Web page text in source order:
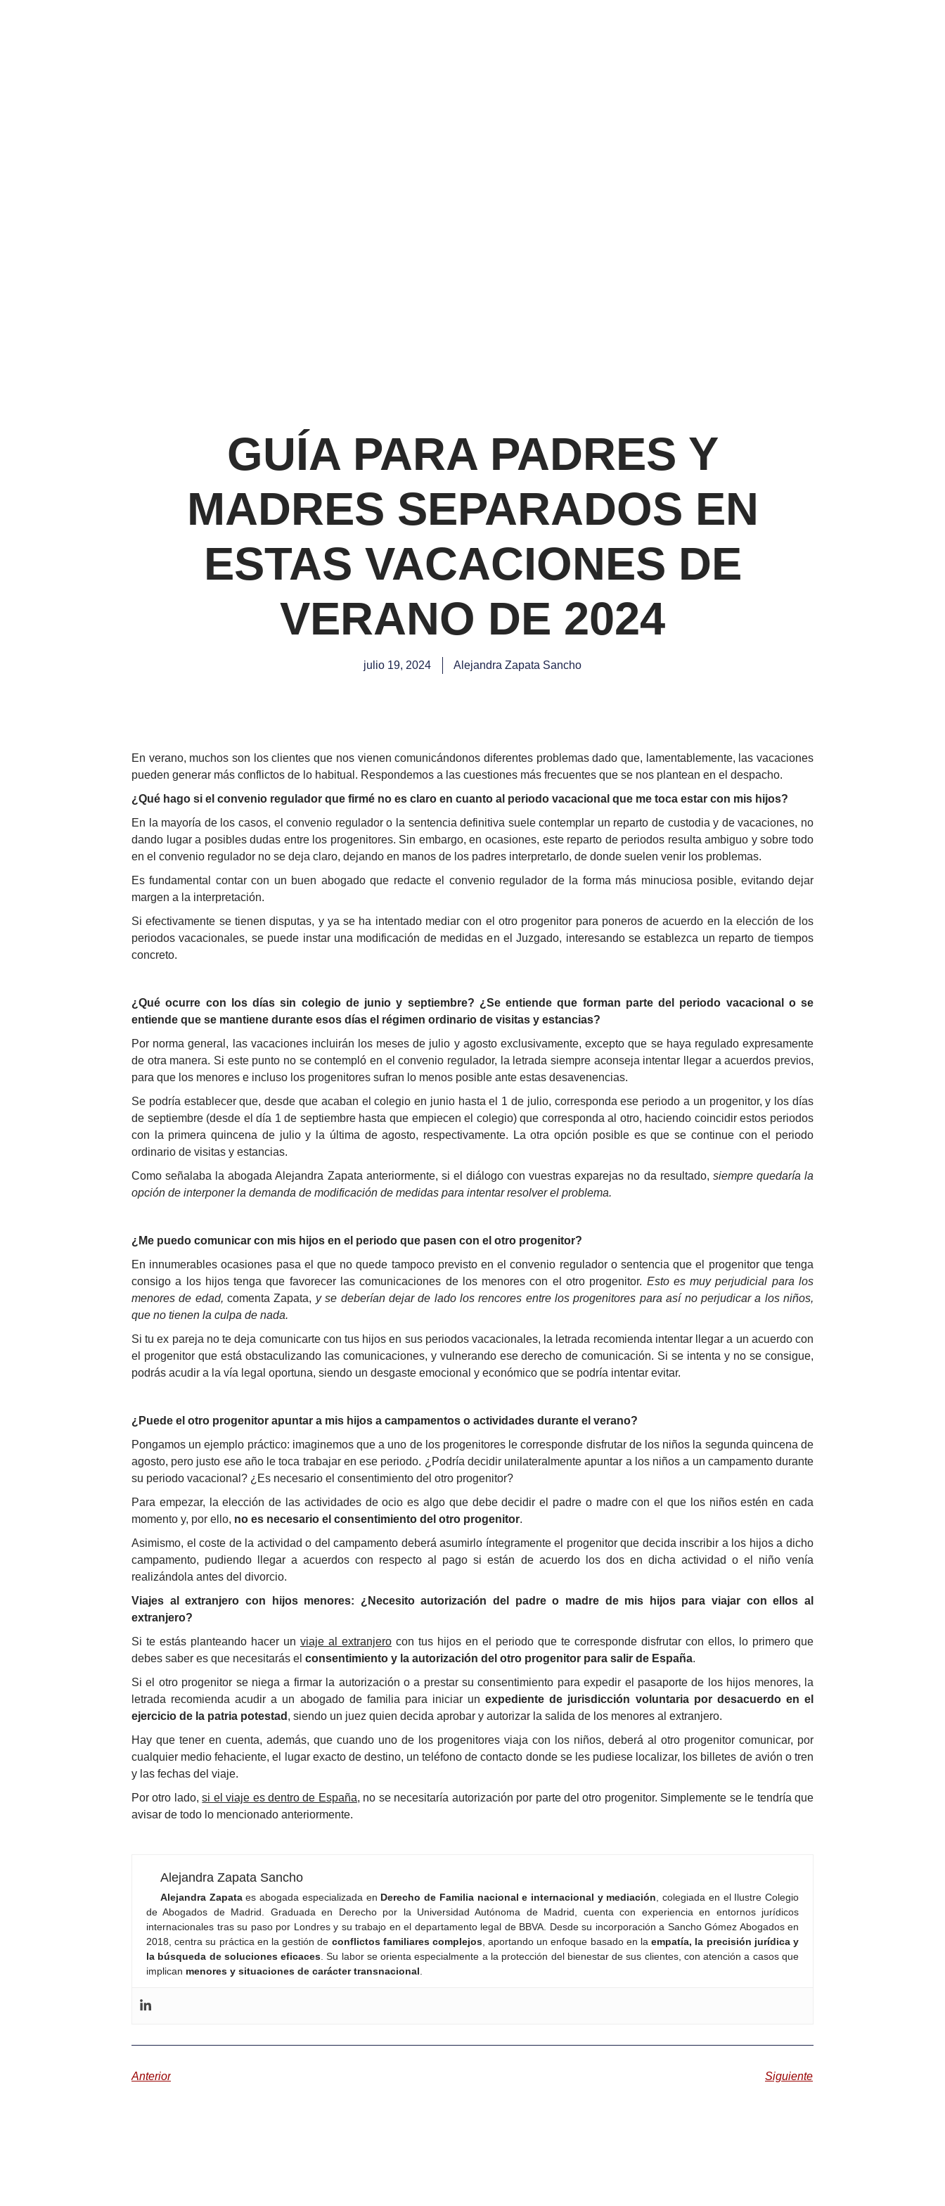
GUÍA PARA PADRES Y
MADRES SEPARADOS EN
ESTAS VACACIONES DE
VERANO DE 2024
julio 19, 2024 Alejandra Zapata Sancho
En verano, muchos son los clientes que nos vienen comunicándonos diferentes problemas dado que, lamentablemente, las vacaciones
pueden generar más conflictos de lo habitual. Respondemos a las cuestiones más frecuentes que se nos plantean en el despacho.
¿Qué hago si el convenio regulador que firmé no es claro en cuanto al periodo vacacional que me toca estar con mis hijos?
En la mayoría de los casos, el convenio regulador o la sentencia definitiva suele contemplar un reparto de custodia y de vacaciones, no
dando lugar a posibles dudas entre los progenitores. Sin embargo, en ocasiones, este reparto de periodos resulta ambiguo y sobre todo
en el convenio regulador no se deja claro, dejando en manos de los padres interpretarlo, de donde suelen venir los problemas.
Es fundamental contar con un buen abogado que redacte el convenio regulador de la forma más minuciosa posible, evitando dejar
margen a la interpretación.
Si efectivamente se tienen disputas, y ya se ha intentado mediar con el otro progenitor para poneros de acuerdo en la elección de los
periodos vacacionales, se puede instar una modificación de medidas en el Juzgado, interesando se establezca un reparto de tiempos
concreto.
¿Qué ocurre con los días sin colegio de junio y septiembre? ¿Se entiende que forman parte del periodo vacacional o se
entiende que se mantiene durante esos días el régimen ordinario de visitas y estancias?
Por norma general, las vacaciones incluirán los meses de julio y agosto exclusivamente, excepto que se haya regulado expresamente
de otra manera. Si este punto no se contempló en el convenio regulador, la letrada siempre aconseja intentar llegar a acuerdos previos,
para que los menores e incluso los progenitores sufran lo menos posible ante estas desavenencias.
Se podría establecer que, desde que acaban el colegio en junio hasta el 1 de julio, corresponda ese periodo a un progenitor, y los días
de septiembre (desde el día 1 de septiembre hasta que empiecen el colegio) que corresponda al otro, haciendo coincidir estos periodos
con la primera quincena de julio y la última de agosto, respectivamente. La otra opción posible es que se continue con el periodo
ordinario de visitas y estancias.
Como señalaba la abogada Alejandra Zapata anteriormente, si el diálogo con vuestras exparejas no da resultado, siempre quedaría la
opción de interponer la demanda de modificación de medidas para intentar resolver el problema.
¿Me puedo comunicar con mis hijos en el periodo que pasen con el otro progenitor?
En innumerables ocasiones pasa el que no quede tampoco previsto en el convenio regulador o sentencia que el progenitor que tenga
consigo a los hijos tenga que favorecer las comunicaciones de los menores con el otro progenitor. Esto es muy perjudicial para los
menores de edad,comenta Zapata, y se deberían dejar de lado los rencores entre los progenitores para así no perjudicar a los niños,
que no tienen la culpa de nada.
Si tu ex pareja no te deja comunicarte con tus hijos en sus periodos vacacionales, la letrada recomienda intentar llegar a un acuerdo con
el progenitor que está obstaculizando las comunicaciones, y vulnerando ese derecho de comunicación. Si se intenta y no se consigue,
podrás acudir a la vía legal oportuna, siendo un desgaste emocional y económico que se podría intentar evitar.
¿Puede el otro progenitor apuntar a mis hijos a campamentos o actividades durante el verano?
Pongamos un ejemplo práctico: imaginemos que a uno de los progenitores le corresponde disfrutar de los niños la segunda quincena de
agosto, pero justo ese año le toca trabajar en ese periodo. ¿Podría decidir unilateralmente apuntar a los niños a un campamento durante
su periodo vacacional? ¿Es necesario el consentimiento del otro progenitor?
Para empezar, la elección de las actividades de ocio es algo que debe decidir el padre o madre con el que los niños estén en cada
momento y, por ello, no es necesario el consentimiento del otro progenitor.
Asimismo, el coste de la actividad o del campamento deberá asumirlo íntegramente el progenitor que decida inscribir a los hijos a dicho
campamento, pudiendo llegar a acuerdos con respecto al pago si están de acuerdo los dos en dicha actividad o el niño venía
realizándola antes del divorcio.
Viajes al extranjero con hijos menores: ¿Necesito autorización del padre o madre de mis hijos para viajar con ellos al
extranjero?
Si te estás planteando hacer un viaje al extranjero con tus hijos en el periodo que te corresponde disfrutar con ellos, lo primero que
debes saber es que necesitarás el consentimiento y la autorización del otro progenitor para salir de España.
Si el otro progenitor se niega a firmar la autorización o a prestar su consentimiento para expedir el pasaporte de los hijos menores, la
letrada recomienda acudir a un abogado de familia para iniciar unexpediente de jurisdicción voluntaria por desacuerdo en el
ejercicio de la patria potestad , siendo un juez quien decida aprobar y autorizar la salida de los menores al extranjero.
Hay que tener en cuenta, además, que cuando uno de los progenitores viaja con los niños, deberá al otro progenitor comunicar, por
cualquier medio fehaciente, el lugar exacto de destino, un teléfono de contacto donde se les pudiese localizar, los billetes de avión o tren
y las fechas del viaje.
Por otro lado,si el viaje es dentro de España, no se necesitaría autorización por parte del otro progenitor. Simplemente se le tendría que
avisar de todo lo mencionado anteriormente.
Alejandra Zapata Sancho
Alejandra Zapataes abogada especializada en Derecho de Familia nacional e internacional y mediación , colegiada en el Ilustre Colegio
de Abogados de Madrid. Graduada en Derecho por la Universidad Autónoma de Madrid, cuenta con experiencia en entornos jurídicos
internacionales tras su paso por Londres y su trabajo en el departamento legal de BBVA. Desde su incorporación a Sancho Gómez Abogados en
2018, centra su práctica en la gestión de conflictos familiares complejos, aportando un enfoque basado en laempatía, la precisión jurídica y
la búsqueda de soluciones eficaces . Su labor se orienta especialmente a la protección del bienestar de sus clientes, con atención a casos que
implican menores y situaciones de carácter transnacional
Anterior Siguiente